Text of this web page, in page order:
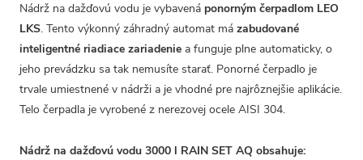
Nádrž na dažďovú vodu je vybavená ponorným čerpadlom LEO
LKS. Tento výkonný záhradný automat má zabudované
inteligentné riadiace zariadenie a funguje plne automaticky, o
jeho prevádzku sa tak nemusíte starať. Ponorné čerpadlo je
trvale umiestnené v nádrži a je vhodné pre najrôznejšie aplikácie.
Telo čerpadla je vyrobené z nerezovej ocele AISI 304.
Nádrž na dažďovú vodu 3000 l RAIN SET AQ obsahuje: